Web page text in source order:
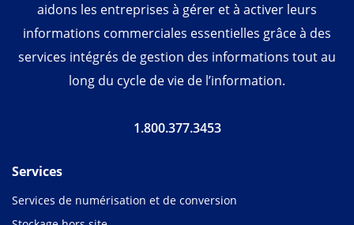
aidons les entreprises à gérer et à activer leurs
informations commerciales essentielles grâce à des
services intégrés de gestion des informations tout au
long du cycle de vie de l’information.
1.800.377.3453
Services
Services de numérisation et de conversion